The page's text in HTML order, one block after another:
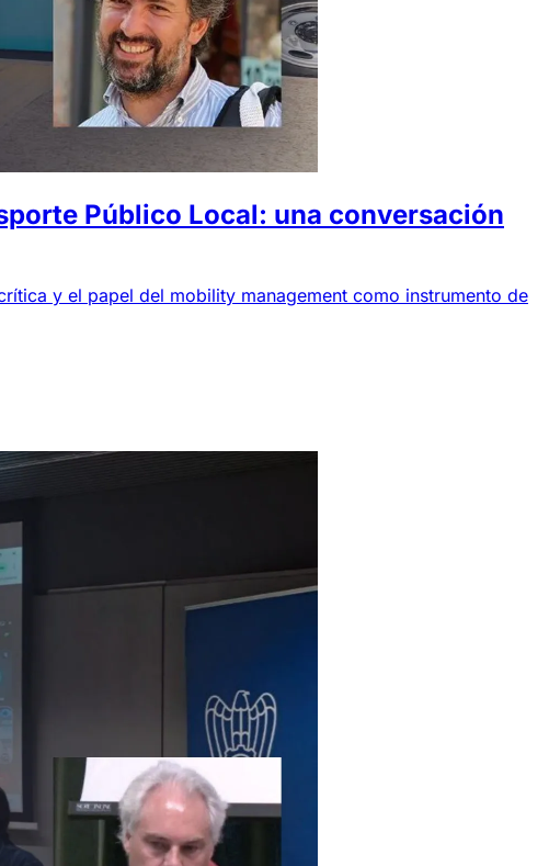
Público Local: una conversación
y el papel del mobility management como instrumento de